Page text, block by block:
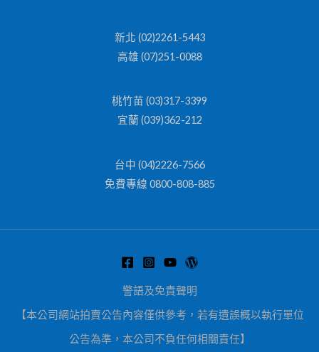
新北 (02)2261-5443
高雄 (07)251-0088
桃竹苗 (03)317-3399
宜蘭 (039)362-212
台中 (04)2226-7566
免費專線 0800-808-885
警語及免責聲明
【本公司網站拍賣公告內容僅供參考，若有遺誤概以執行單位
公告為準，本公司不負任何相關責任】